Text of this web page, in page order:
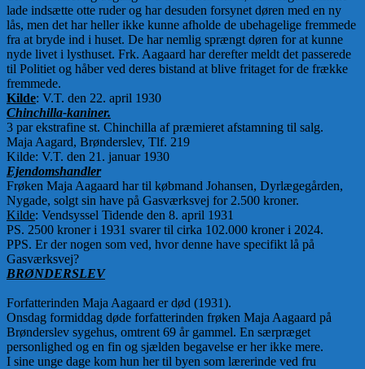
lade indsætte otte ruder og har desuden forsynet døren med en ny
lås, men det har heller ikke kunne afholde de ubehagelige fremmede
fra at bryde ind i huset. De har nemlig sprængt døren for at kunne
nyde livet i lysthuset. Frk. Aagaard har derefter meldt det passerede
til Politiet og håber ved deres bistand at blive fritaget for de frække
fremmede.
Kilde: V.T. den 22. april 1930
Chinchilla-kaniner.
3 par ekstrafine st. Chinchilla af præmieret afstamning til salg.
Maja Aagard, Brønderslev, Tlf. 219
Kilde: V.T. den 21. januar 1930
Ejendomshandler
Frøken Maja Aagaard har til købmand Johansen, Dyrlægegården,
Nygade, solgt sin have på Gasværksvej for 2.500 kroner.
Kilde: Vendsyssel Tidende den 8. april 1931
PS. 2500 kroner i 1931 svarer til cirka 102.000 kroner i 2024.
PPS. Er der nogen som ved, hvor denne have specifikt lå på
Gasværksvej?
BRØNDERSLEV
Forfatterinden Maja Aagaard er død (1931).
Onsdag formiddag døde forfatterinden frøken Maja Aagaard på
Brønderslev sygehus, omtrent 69 år gammel. En særpræget
personlighed og en fin og sjælden begavelse er her ikke mere.
I sine unge dage kom hun her til byen som lærerinde ved fru